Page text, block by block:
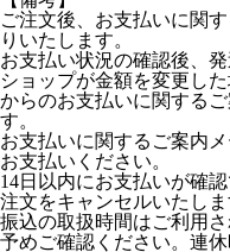
ご注文後、お支払いに関
りいたします。
お支払い状況の確認後、
ショップが金額を変更し
からのお支払いに関する
す。
お支払いに関するご案内
お支払いください。
14日以内にお支払いが確
注文をキャンセルいたしま
振込の取扱時間はご利用
予めご確認ください。連